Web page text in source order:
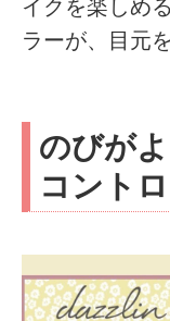
イクを楽しめ
ラーが、目元
のびが
コント